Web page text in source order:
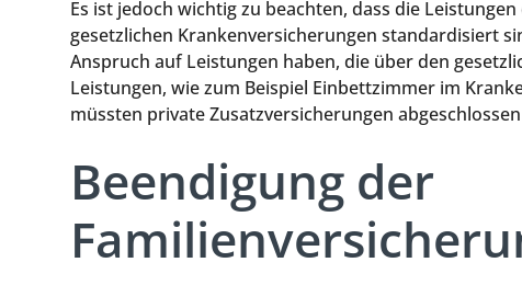
Es ist jedoch wichtig zu beachten, dass die
gesetzlichen Krankenversicherungen standardisiert
Anspruch auf Leistungen haben, die über den
Leistungen, wie zum Beispiel Einbettzimmer im
müssten private Zusatzversicherungen
Beendigung der